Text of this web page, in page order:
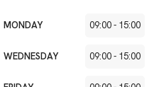
MONDAY 09:00- 15:00
WEDNESDAY 09:00- 15:00